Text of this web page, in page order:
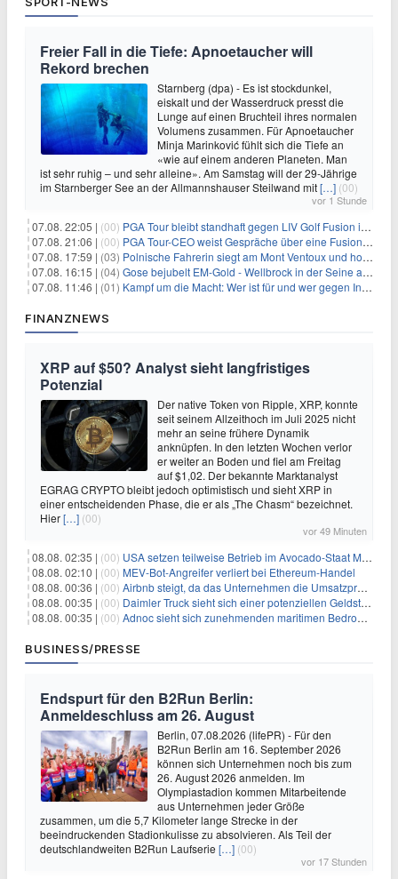
Freier Fall in die Tiefe: Apnoetaucher will
Rekord brechen
Starnberg (dpa) - Es ist stockdunkel,
eiskalt und der Wasserdruck presst die
Lunge auf einen Bruchteil ihres normalen
Volumens zusammen. Für Apnoetaucher
Minja Marinković fühlt sich die Tiefe an
«wie auf einem anderen Planeten. Man
ist sehr ruhig – und sehr alleine». Am Samstag will der 29-Jährige
im Starnberger See an der Allmannshauser Steilwand mit[…] (00)
vor 1 Stunde
07.08. 22:05 | (00) PGA Tour bleibt standhaft gegen LIV Golf Fusion in einem sich wandelnden Sportumfeld
07.08. 21:06 | (00) PGA Tour-CEO weist Gespräche über eine Fusion mit LIV Golf zurück und bekräftigt die Wettbewerbslandschaft
07.08. 17:59 | (03) Polnische Fahrerin siegt am Mont Ventoux und holt Tour-Gelb
07.08. 16:15 | (04) Gose bejubelt EM-Gold - Wellbrock in der Seine ausgebremst
07.08. 11:46 | (01) Kampf um die Macht: Wer ist für und wer gegen Infantino?
FINANZNEWS
XRP auf $50? Analyst sieht langfristiges
Potenzial
Der native Token von Ripple, XRP, konnte
seit seinem Allzeithoch im Juli 2025 nicht
mehr an seine frühere Dynamik
anknüpfen. In den letzten Wochen verlor
er weiter an Boden und fiel am Freitag
auf $1,02. Der bekannte Marktanalyst
EGRAG CRYPTO bleibt jedoch optimistisch und sieht XRP in
einer entscheidenden Phase, die er als „The Chasm“ bezeichnet.
Hier[…] (00)
vor 49 Minuten
08.08. 02:35 | (00) USA setzen teilweise Betrieb im Avocado-Staat Michoacán in Mexiko wieder in Gang
08.08. 02:10 | (00) MEV-Bot-Angreifer verliert bei Ethereum-Handel
08.08. 00:36 | (00) Airbnb steigt, da das Unternehmen die Umsatzprognose anhebt und starkes Wachstum signalisiert
08.08. 00:35 | (00) Daimler Truck sieht sich einer potenziellen Geldstrafe von 1 Milliarde Euro aufgrund von EU-Emissionsvorschriften gegenüber
08.08. 00:35 | (00) Adnoc sieht sich zunehmenden maritimen Bedrohungen angesichts regionaler Spannungen gegenüber
BUSINESS/PRESSE
Endspurt für den B2Run Berlin:
Anmeldeschluss am 26. August
Berlin, 07.08.2026 (lifePR) - Für den
B2Run Berlin am 16. September 2026
können sich Unternehmen noch bis zum
26. August 2026 anmelden. Im
Olympiastadion kommen Mitarbeitende
aus Unternehmen jeder Größe
zusammen, um die 5,7 Kilometer lange Strecke in der
beeindruckenden Stadionkulisse zu absolvieren. Als Teil der
deutschlandweiten B2Run Laufserie […] (00)
vor 17 Stunden